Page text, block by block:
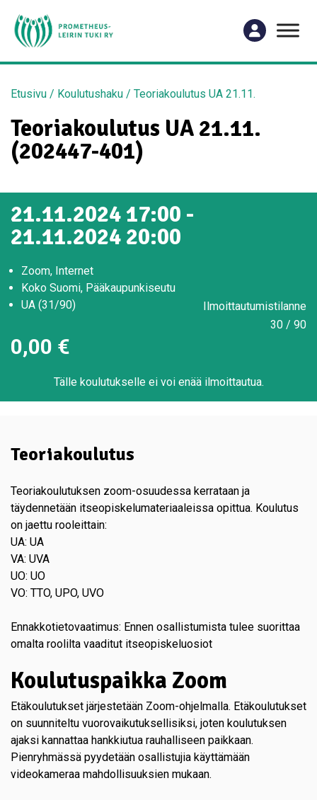
Etusivu / Koulutushaku / Teoriakoulutus UA 21.11.
Teoriakoulutus UA 21.11.
(202447-401)
21.11.2024 17:00 -
21.11.2024 20:00
Zoom, Internet
Koko Suomi, Pääkaupunkiseutu
UA (31/90)
Ilmoittautumistilanne
30 / 90
0,00 €
Tälle koulutukselle ei voi enää ilmoittautua.
Teoriakoulutus
Teoriakoulutuksen zoom-osuudessa kerrataan ja
täydennetään itseopiskelumateriaaleissa opittua. Koulutus
on jaettu rooleittain:
UA: UA
VA: UVA
UO: UO
VO: TTO, UPO, UVO
Ennakkotietovaatimus: Ennen osallistumista tulee suorittaa
omalta roolilta vaaditut itseopiskeluosiot
Koulutuspaikka Zoom
Etäkoulutukset järjestetään Zoom-ohjelmalla. Etäkoulutukset
on suunniteltu vuorovaikutuksellisiksi, joten koulutuksen
ajaksi kannattaa hankkiutua rauhalliseen paikkaan.
Pienryhmässä pyydetään osallistujia käyttämään
videokameraa mahdollisuuksien mukaan.